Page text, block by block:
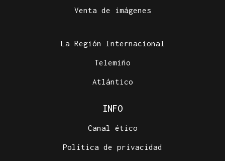
Venta de imágenes
La Región Internacional
Telemiño
Atlántico
INFO
Canal ético
Política de privacidad